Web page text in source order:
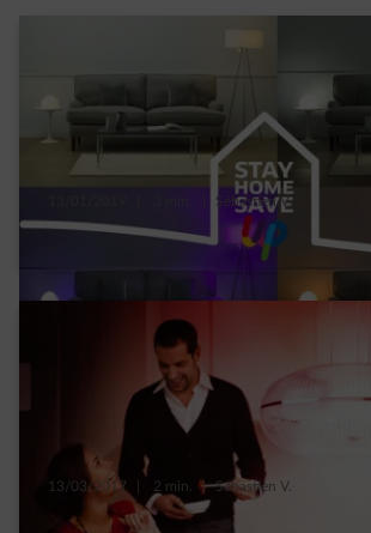
Sébastien V.
Welke ledlamp in welke kamer?
13/03/2017 2 min. | Sébastien V.
Je huis verlichten met slimme led